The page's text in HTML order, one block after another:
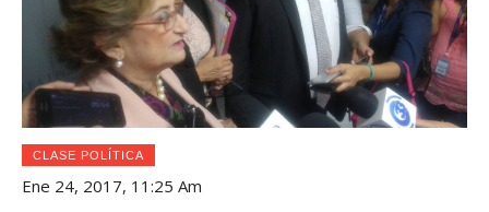
CLASE POLÍTICA
Ene 24, 2017, 11:25 Am